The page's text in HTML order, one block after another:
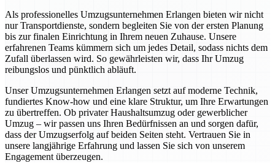
Als professionelles Umzugsunternehmen Erlangen bieten wir nicht
nur Transportdienste, sondern begleiten Sie von der ersten Planung
bis zur finalen Einrichtung in Ihrem neuen Zuhause. Unsere
erfahrenen Teams kümmern sich um jedes Detail, sodass nichts dem
Zufall überlassen wird. So gewährleisten wir, dass Ihr Umzug
reibungslos und pünktlich abläuft.
Unser Umzugsunternehmen Erlangen setzt auf moderne Technik,
fundiertes Know-how und eine klare Struktur, um Ihre Erwartungen
zu übertreffen. Ob privater Haushaltsumzug oder gewerblicher
Umzug – wir passen uns Ihren Bedürfnissen an und sorgen dafür,
dass der Umzugserfolg auf beiden Seiten steht. Vertrauen Sie in
unsere langjährige Erfahrung und lassen Sie sich von unserem
Engagement überzeugen.